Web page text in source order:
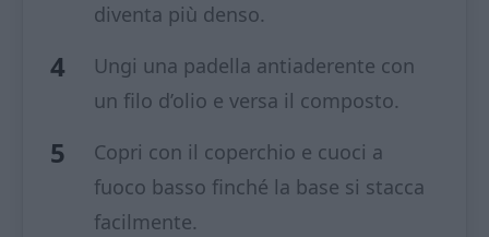
diventa più denso.
Ungi una padella antiaderente con
un filo d’olio e versa il composto.
Copri con il coperchio e cuoci a
fuoco basso finché la base si stacca
facilmente.